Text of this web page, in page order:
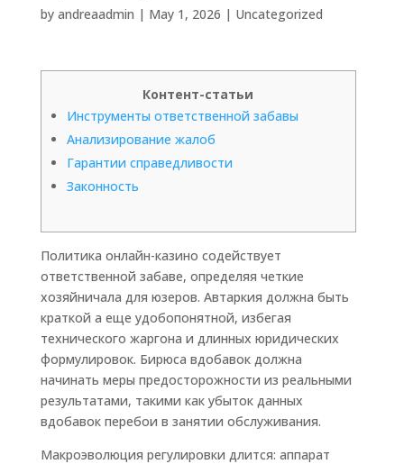
by andreaadmin | May 1, 2026 | Uncategorized
Контент-статьи
Инструменты ответственной забавы
Анализирование жалоб
Гарантии справедливости
Законность
Политика онлайн-казино содействует
ответственной забаве, определяя четкие
хозяйничала для юзеров. Автаркия должна быть
краткой а еще удобопонятной, избегая
технического жаргона и длинных юридических
формулировок. Бирюса вдобавок должна
начинать меры предосторожности из реальными
результатами, такими как убыток данных
вдобавок перебои в занятии обслуживания.
Макроэволюция регулировки длится: аппарат